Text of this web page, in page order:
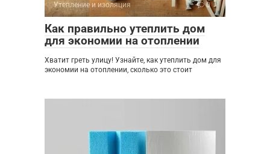
Утепление и изоляция 0
Как правильно утеплить дом
для экономии на отоплении
Хватит греть улицу! Узнайте, как утеплить дом для
экономии на отоплении, сколько это стоит